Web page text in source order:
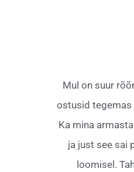
Mul on suur
ostusid tegemas
Ka mina
ja just see sai
loomisel.